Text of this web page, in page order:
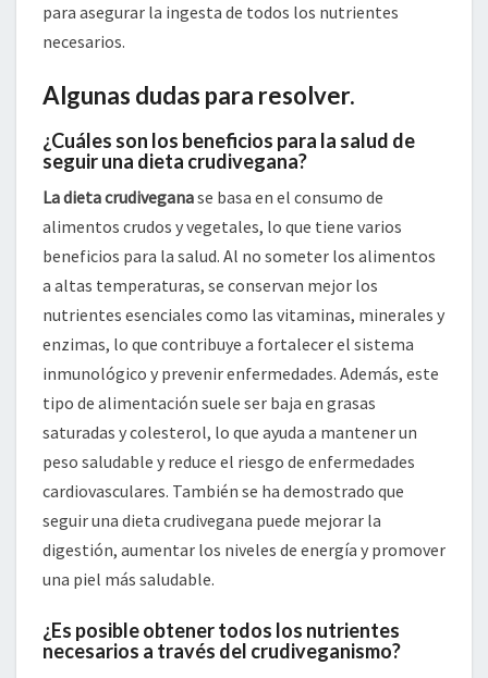
para asegurar la ingesta de todos los nutrientes
necesarios.
Algunas dudas para resolver.
¿Cuáles son los beneficios para la salud de
seguir una dieta crudivegana?
La dieta crudiveganase basa en el consumo de
alimentos crudos y vegetales, lo que tiene varios
beneficios para la salud. Al no someter los alimentos
a altas temperaturas, se conservan mejor los
nutrientes esenciales como las vitaminas, minerales y
enzimas, lo que contribuye a fortalecer el sistema
inmunológico y prevenir enfermedades. Además, este
tipo de alimentación suele ser baja en grasas
saturadas y colesterol, lo que ayuda a mantener un
peso saludable y reduce el riesgo de enfermedades
cardiovasculares. También se ha demostrado que
seguir una dieta crudivegana puede mejorar la
digestión, aumentar los niveles de energía y promover
una piel más saludable.
¿Es posible obtener todos los nutrientes
necesarios a través del crudiveganismo?